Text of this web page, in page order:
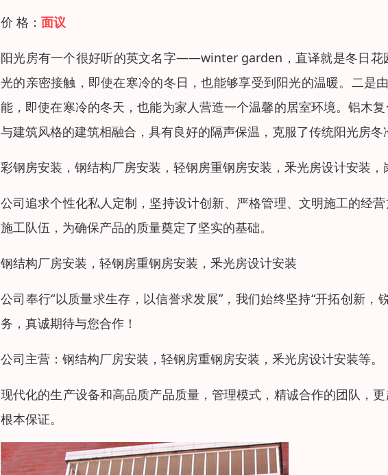
价 格： 面议
阳光房有一个很好听的英文名字——winter garden，直译就是冬日花
光的亲密接触，即使在寒冷的冬日，也能够享受到阳光的温暖。二是
能，即使在寒冷的冬天，也能为家人营造一个温馨的居室环境。铝木
与建筑风格的建筑相融合，具有良好的隔声保温，克服了传统阳光房冬
彩钢房安装，钢结构厂房安装，轻钢房重钢房安装，釆光房设计安装，
公司追求个性化私人定制，坚持设计创新、严格管理、文明施工的经
施工队伍，为确保产品的质量奠定了坚实的基础。
钢结构厂房安装，轻钢房重钢房安装，釆光房设计安装
公司奉行“以质量求生存，以信誉求发展”，我们始终坚持“开拓创新
务，真诚期待与您合作！
公司主营：钢结构厂房安装，轻钢房重钢房安装，釆光房设计安装等。
现代化的生产设备和高品质产品质量，管理模式，精诚合作的团队，
根本保证。